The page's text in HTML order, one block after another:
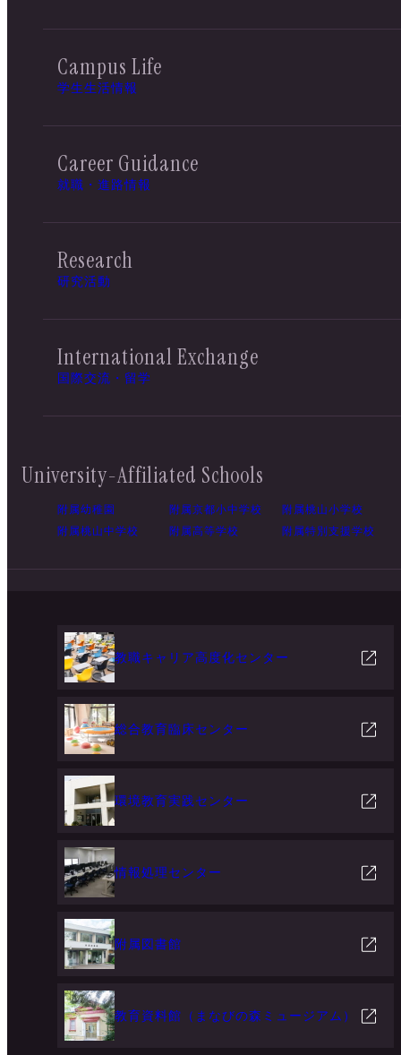
Campus Life
学生生活情報
Career Guidance
就職・進路情報
Research
研究活動
International Exchange
国際交流・留学
University-Affiliated Schools
附属幼稚園 附属京都小中学校
附属桃山小学校
附属桃山中学校
附属高等学校 附属特別支援学校
教職キャリア高度化センター
総合教育臨床センター
環境教育実践センター
情報処理センター
附属図書館
教育資料館（まなびの森ミュージアム）